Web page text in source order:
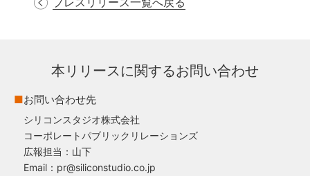
本リリースに関するお問い合わせ
■お問い合わせ先
シリコンスタジオ株式会社
コーポレートパブリックリレーションズ
広報担当：山下
Email：pr@siliconstudio.co.jp